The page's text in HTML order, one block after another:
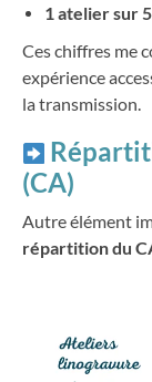
1 atelier sur 5
Ces chiffres me
expérience
la transmission.
(CA)
Autre élément
répartition du